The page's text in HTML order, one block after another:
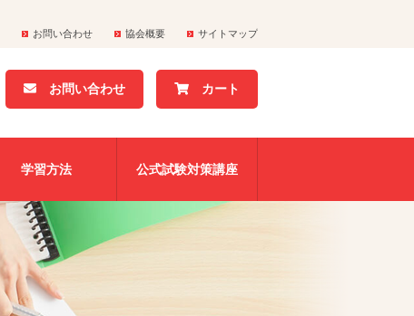
お問い合わせ 協会概要 サイトマップ
お問い合わせ カート
学習方法 公式試験対策講座